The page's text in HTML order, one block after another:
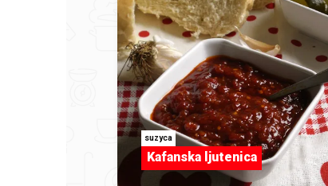
suzyca
Kafanska ljutenica